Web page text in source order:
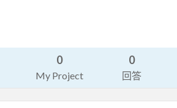
0
My Project
0
回答